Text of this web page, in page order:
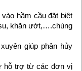
hầm cầu đặt biệt
khăn ướt,….chúng
giúp phân hủy
hỗ trợ từ các đơn vị